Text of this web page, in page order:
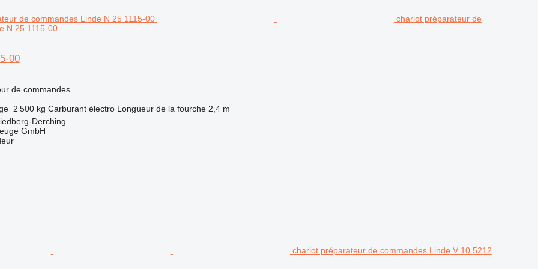
chariot préparateur de
N 25 1115-00
00
de commandes
2 500 kg Carburant électro Longueur de la fourche 2,4 m
Derching
GmbH
chariot préparateur de commandes Linde V 10 5212